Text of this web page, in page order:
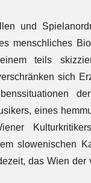
und
menschliches
teils
sich
eines
slowenischen
das Wien der